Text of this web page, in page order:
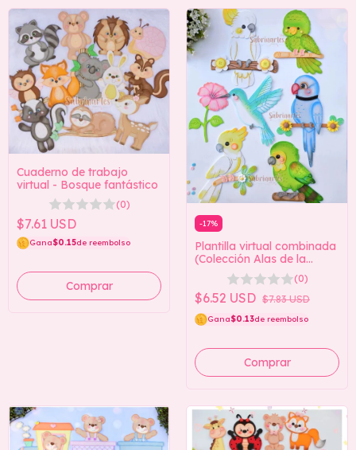
Cuaderno de trabajo
virtual - Bosque fantástico
(0)
$7.61 USD
Gana$0.15de reembolso
-17%
Plantilla virtual combinada
(Colección Alas de la
Naturaleza)
(0)
$6.52 USD $7.83 USD
Gana$0.13de reembolso